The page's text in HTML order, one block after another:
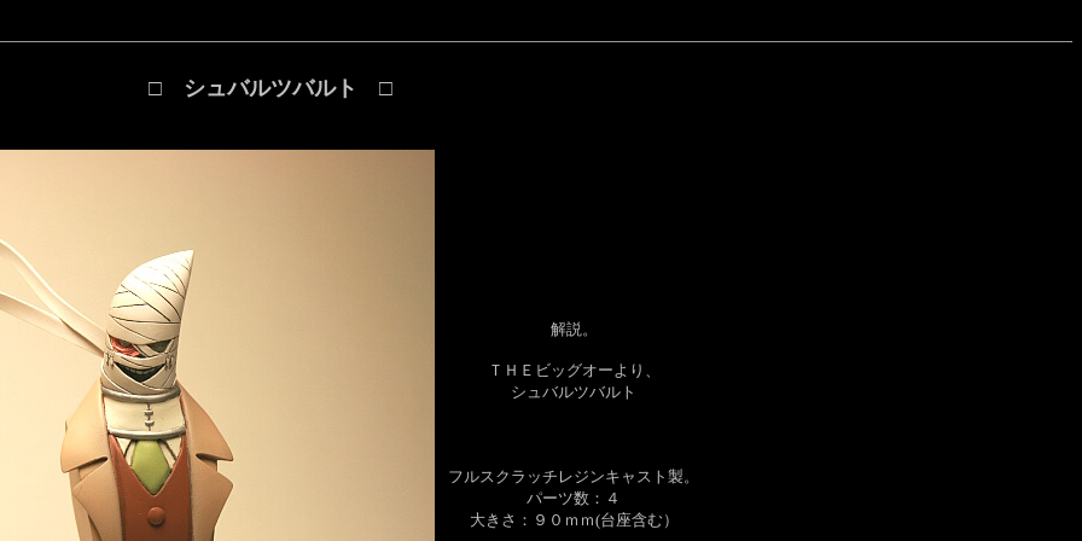
□ シュバルツバルト □
解説。
ＴＨＥビッグオーより、
シュバルツバルト
フルスクラッチレジンキャスト製。
パーツ数：４
大きさ：９０ｍｍ(台座含む）